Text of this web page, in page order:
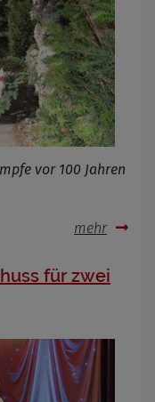
vor 100 Jahren
mehr
für zwei